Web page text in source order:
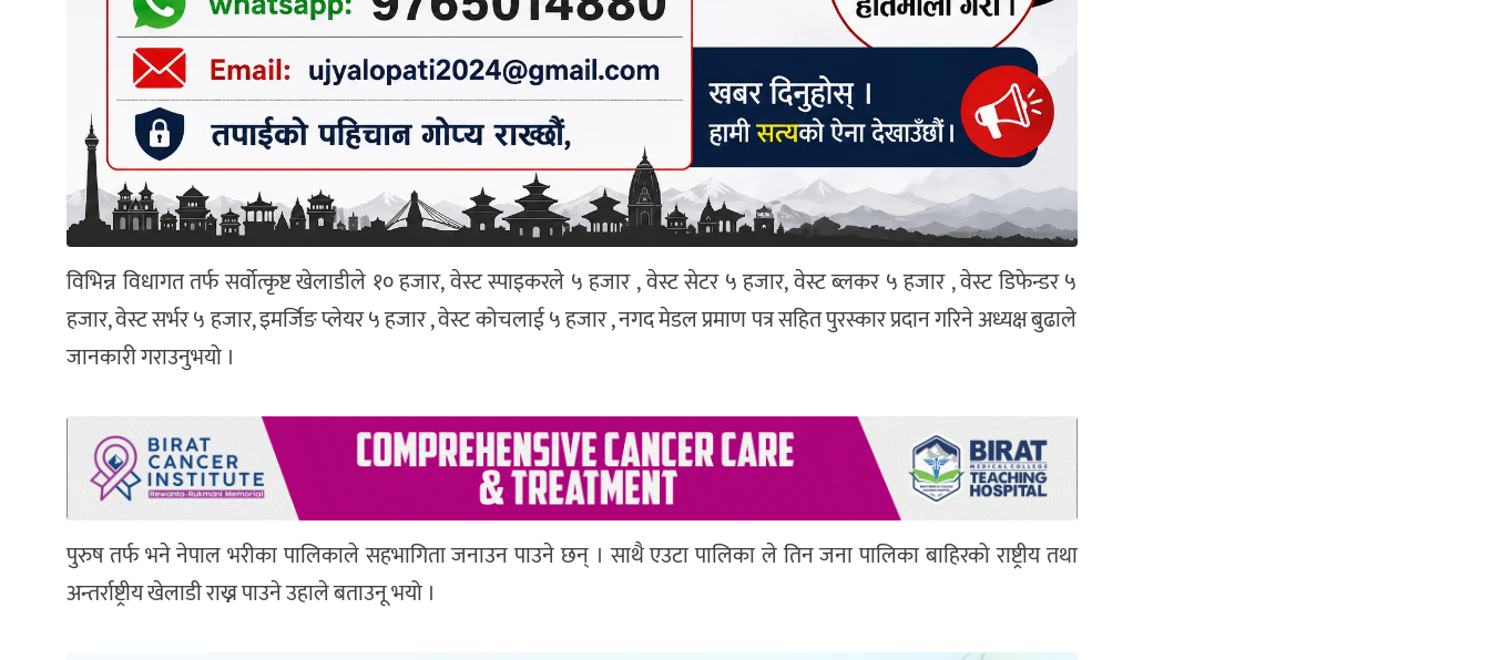
विभिन्न विधागत तर्फ सर्वोत्कृष्ट खेलाडीले १० हजार, वेस्ट स्पाइकरले ५ हजार , वेस्ट सेटर ५ हजार, वेस्ट ब्लकर ५ हजार , वेस्ट डिफेन्डर ५
हजार, वेस्ट सर्भर ५ हजार, इमर्जिङ प्लेयर ५ हजार , वेस्ट कोचलाई ५ हजार , नगद‌ मेडल‌ प्रमाण पत्र सहित‌ पुरस्कार प्रदान गरिने अध्यक्ष बुढाले
जानकारी गराउनुभयो ।
पुरुष तर्फ भने नेपाल भरीका पालिकाले सहभागिता जनाउन पाउने छन् । साथै‌ एउटा पालिका ले तिन जना पालिका बाहिरको राष्ट्रीय तथा
अन्तर्राष्ट्रीय खेलाडी‌ राख्न पाउने उहाले बताउनू भयो ।